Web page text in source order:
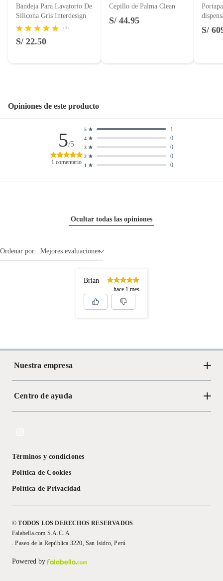
Bandeja Para Lavatorio De
Silicona Gris Interdesign
(4)
S/ 22.50
Cepillo de Palma Clean
S/ 44.95
S/
Opiniones de este producto
5/5
1 comentario 1 0
2 0
3 0
4 0
5 1
Ocultar todas las opiniones
Ordenar por: Mejores evaluaciones
Brian
hace 1 mes
Nuestra empresa
Acerca de Crate
Centro de ayuda
Textos Legales
Términos y condiciones
Política de Cookies
Política de Privacidad
© TODOS LOS DERECHOS RESERVADOS
Falabella.com S.A.C. A
. Paseo de la República 3220, San Isidro, Perú
Powered by